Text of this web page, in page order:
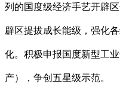
列的国度级经济手艺开辟
辟区提拔成长能级，强化
化。积极申报国度新型工
产），争创五星级示范。